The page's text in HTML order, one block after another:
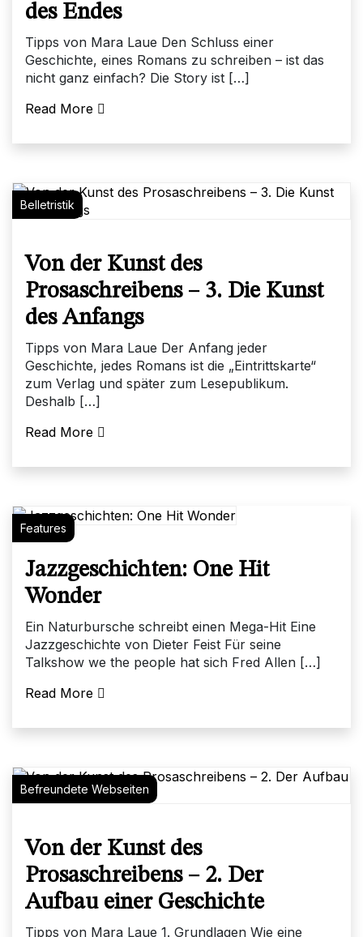
des Endes
Tipps von Mara Laue Den Schluss einer
Geschichte, eines Romans zu schreiben – ist das
nicht ganz einfach? Die Story ist […]
Read More
Belletristik
Von der Kunst des
Prosaschreibens – 3. Die Kunst
des Anfangs
Tipps von Mara Laue Der Anfang jeder
Geschichte, jedes Romans ist die „Eintrittskarte“
zum Verlag und später zum Lesepublikum.
Deshalb […]
Read More
Features
Jazzgeschichten: One Hit
Wonder
Ein Naturbursche schreibt einen Mega-Hit Eine
Jazzgeschichte von Dieter Feist Für seine
Talkshow we the people hat sich Fred Allen […]
Read More
Befreundete Webseiten
Von der Kunst des
Prosaschreibens – 2. Der
Aufbau einer Geschichte
Tipps von Mara Laue 1. Grundlagen Wie eine